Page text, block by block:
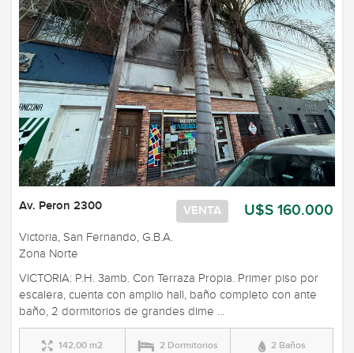
U$S 160.000
VENTA
Av. Peron 2300
Victoria, San Fernando, G.B.A.
Zona Norte
VICTORIA: P.H. 3amb. Con Terraza Propia. Primer piso por
escalera, cuenta con amplio hall, baño completo con ante
baño, 2 dormitorios de grandes dime ...
142,00 m2 2 Dormitorios 2 Baños